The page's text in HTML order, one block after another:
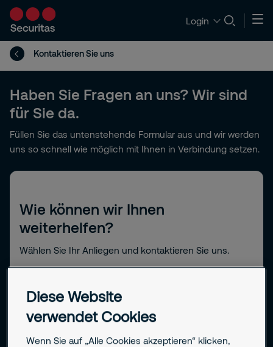
Login
Kontaktieren Sie uns
Haben Sie Fragen an uns? Wir sind
für Sie da.
Füllen Sie das untenstehende Formular aus und wir werden
uns so schnell wie möglich mit Ihnen in Verbindung setzen.
Wie können wir Ihnen
weiterhelfen?
Wählen Sie Ihr Anliegen und kontaktieren Sie uns.
-- Option auswählen --
Angebotsanfrage
Vorname
Diese Website
verwendet Cookies
Wenn Sie auf „Alle Cookies akzeptieren“ klicken,